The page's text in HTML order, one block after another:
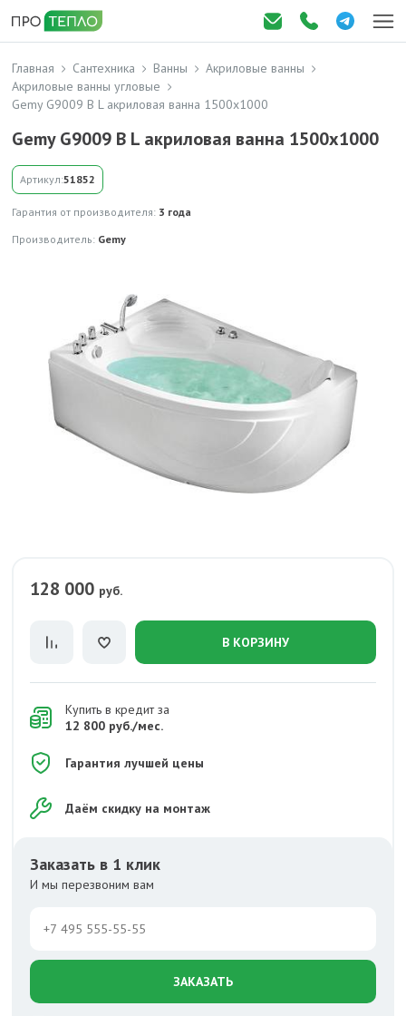
Главная Сантехника Ванны
Акриловые ванны
Акриловые ванны угловые
Gemy G9009 B L акриловая ванна 1500x1000
Gemy G9009 B L акриловая ванна 1500x1000
Артикул:51852
Гарантия от производителя: 3 года
Производитель: Gemy
128 000 руб.
В КОРЗИНУ
Купить в кредит за
12 800 руб./мес.
Гарантия лучшей цены
Даём скидку на монтаж
Заказать в 1 клик
И мы перезвоним вам
ЗАКАЗАТЬ